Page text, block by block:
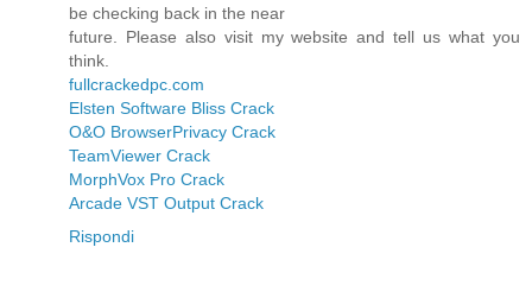
be checking back in the near
future. Please also visit my website and tell us what you
think.
fullcrackedpc.com
Elsten Software Bliss Crack
O&O BrowserPrivacy Crack
TeamViewer Crack
MorphVox Pro Crack
Arcade VST Output Crack
Rispondi